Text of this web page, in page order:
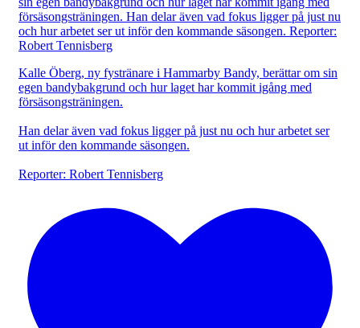
Kalle Öberg, ny fystränare i Hammarby Bandy, berättar om sin
egen bandybakgrund och hur laget har kommit igång med
försäsongsträningen.
Han delar även vad fokus ligger på just nu och hur arbetet ser
ut inför den kommande säsongen.
Reporter: Robert Tennisberg